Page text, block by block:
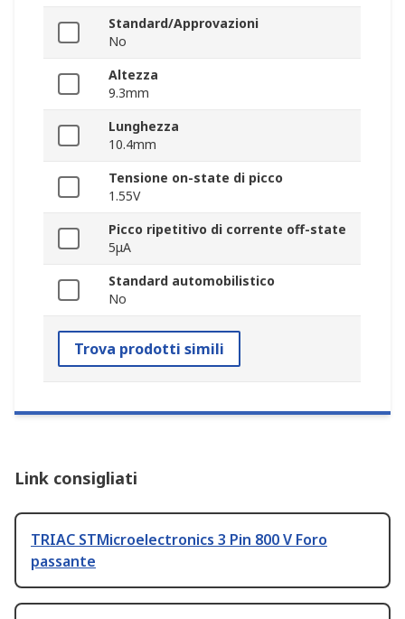
Standard/Approvazioni
No
Altezza
9.3mm
Lunghezza
10.4mm
Tensione on-state di picco
1.55V
Picco ripetitivo di corrente off-state
5μA
Standard automobilistico
No
Trova prodotti simili
Link consigliati
TRIAC STMicroelectronics 3 Pin 800 V Foro
passante